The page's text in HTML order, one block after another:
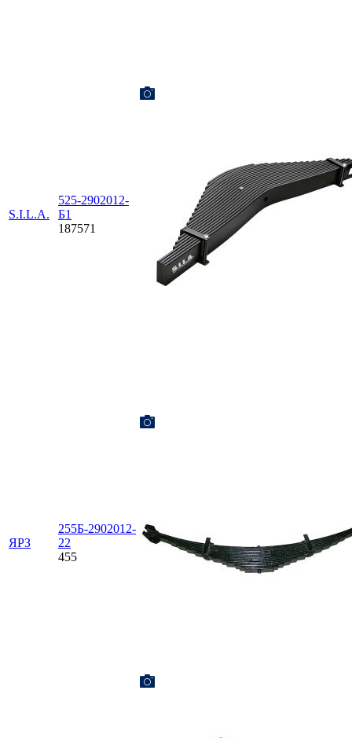
S.I.L.A.
525-2902012-
Б1
187571
ЯРЗ
255Б-2902012-
22
455